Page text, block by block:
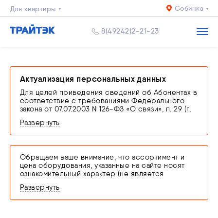
Для квартиры
Бизнесу
Собинка
8(49242)2-21-23
Актуализация персональных данных
Для целей приведения сведений об Абонентах в
соответствие с требованиями Федерального
закона от 07.07.2003 N 126-ФЗ «О связи», п. 29 (г,
связи, утвержденных Постановлением
Правительства РФ от 31.12.2021 N 2607
договоре об оказании услуг связи путем
представления оператору связи оригинала
документа, удостоверяющего личность.
В случае невыполнения абонентом обязанности
по подтверждению сведений или
предоставления недостоверных сведений,
Развернуть
Обращаем ваше внимание, что ассортимент и
цена оборудования, указанные на сайте носят
ознакомительный характер (не является
оборудования просим уточнять в офисе, по
телефону или в чате.
Развернуть